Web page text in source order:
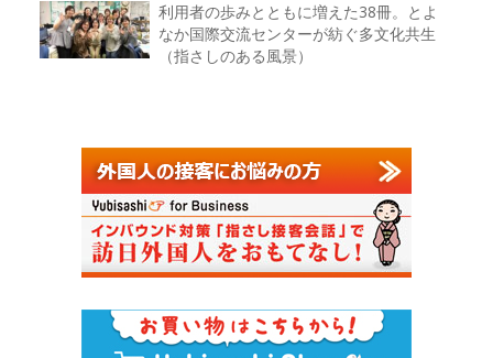
利用者の歩みとともに増えた38冊。とよ
なか国際交流センターが紡ぐ多文化共生
（指さしのある風景）